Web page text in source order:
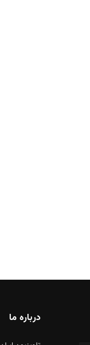
درباره ما